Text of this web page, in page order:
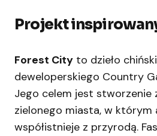
Projekt
Forest City to dzieło
deweloperskiego Country
Jego celem jest stworzenie
zielonego miasta, w
współistnieje z przyrodą.